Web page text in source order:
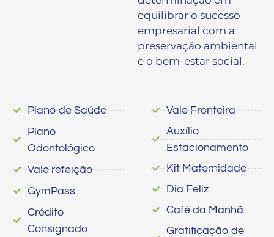
equilibrar o sucesso
empresarial com a
preservação ambiental
e o bem-estar social.
Plano de Saúde
Plano
Odontológico
Vale refeição
GymPass
Crédito
Consignado
Vale Fronteira
Auxílio
Estacionamento
Kit Maternidade
Dia Feliz
Café da Manhã
Gratificação de